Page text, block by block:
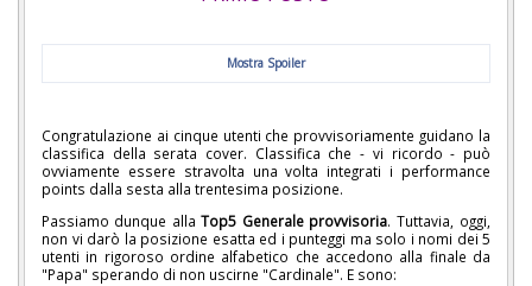
Mostra Spoiler
Congratulazione ai cinque utenti che provvisoriamente guidano la
classifica della serata cover. Classifica che - vi ricordo - può
ovviamente essere stravolta una volta integrati i performance
points dalla sesta alla trentesima posizione.
Passiamo dunque alla Top5 Generale provvisoria. Tuttavia, oggi,
non vi darò la posizione esatta ed i punteggi ma solo i nomi dei 5
utenti in rigoroso ordine alfabetico che accedono alla finale da
"Papa" sperando di non uscirne "Cardinale". E sono: